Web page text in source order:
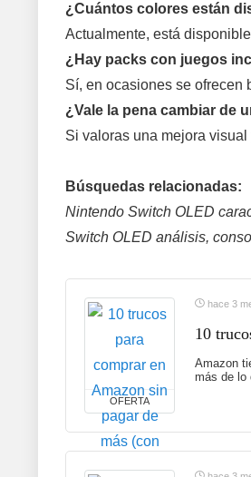
¿Cuántos colores están
Actualmente, está
¿Hay packs con juegos
Sí, en ocasiones se ofrecen
¿Vale la pena cambiar de
Si valoras una mejora
Búsquedas relacionadas:
Nintendo Switch OLED
Switch OLED análisis,
OFERTA
hace 3
10
Amazon
más de lo